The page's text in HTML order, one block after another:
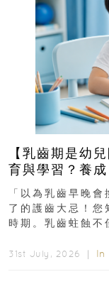
【乳齒期是幼
育與學習？養成良好口
瑯質 兒童牙膏
「以為乳齒早晚
了的護齒大忌！您
時期。乳齒蛀蝕不
31st July, 2026 ｜ In